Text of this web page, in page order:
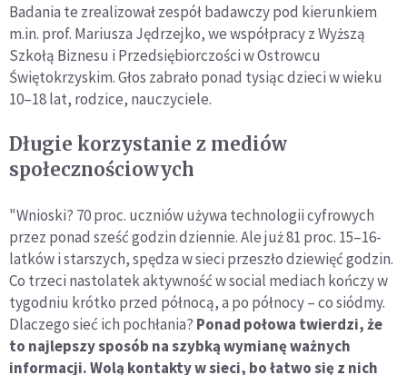
Badania te zrealizował zespół badawczy pod kierunkiem
m.in. prof. Mariusza Jędrzejko, we współpracy z Wyższą
Szkołą Biznesu i Przedsiębiorczości w Ostrowcu
Świętokrzyskim. Głos zabrało ponad tysiąc dzieci w wieku
10–18 lat, rodzice, nauczyciele.
Długie korzystanie z mediów
społecznościowych
"Wnioski? 70 proc. uczniów używa technologii cyfrowych
przez ponad sześć godzin dziennie. Ale już 81 proc. 15–16-
latków i starszych, spędza w sieci przeszło dziewięć godzin.
Co trzeci nastolatek aktywność w social mediach kończy w
tygodniu krótko przed północą, a po północy – co siódmy.
Dlaczego sieć ich pochłania? Ponad połowa twierdzi, że
to najlepszy sposób na szybką wymianę ważnych
informacji. Wolą kontakty w sieci, bo łatwo się z nich